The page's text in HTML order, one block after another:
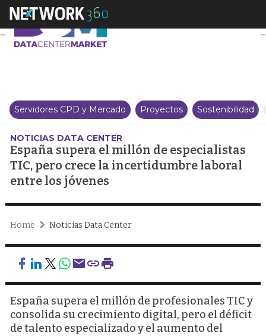
España supera el millón de
Servidores CPD y Mercado Proyectos Sostenibilidad
NOTICIAS DATA CENTER
España supera el millón de especialistas
TIC, pero crece la incertidumbre laboral
entre los jóvenes
Home Noticias Data Center
España supera el millón de profesionales TIC y
consolida su crecimiento digital, pero el déficit
de talento especializado y el aumento del